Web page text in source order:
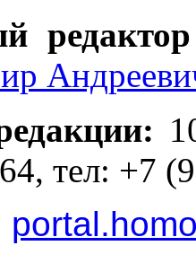
:
тел: +7